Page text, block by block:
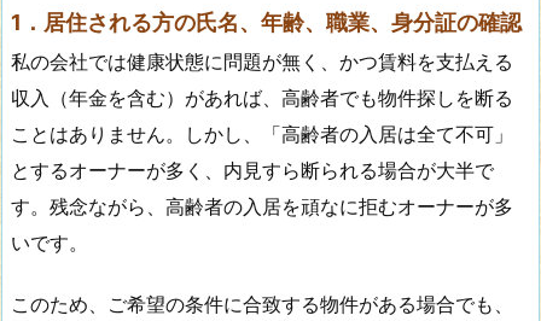
1．居住される方の氏名、年齢、職業、身分証の確認
私の会社では健康状態に問題が無く、かつ賃料を支払える
収入（年金を含む）があれば、高齢者でも物件探しを断る
ことはありません。しかし、「高齢者の入居は全て不可」
とするオーナーが多く、内見すら断られる場合が大半で
す。残念ながら、高齢者の入居を頑なに拒むオーナーが多
いです。
このため、ご希望の条件に合致する物件がある場合でも、